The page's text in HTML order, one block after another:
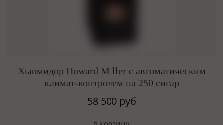
Хьюмидор Howard Miller c автоматическим
климат-контролем на 250 сигар
58 500 руб